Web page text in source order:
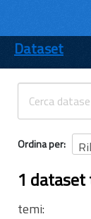
ENTI
TEMI
INFORMAZIONI
Dataset
Ordina per
1
temi: